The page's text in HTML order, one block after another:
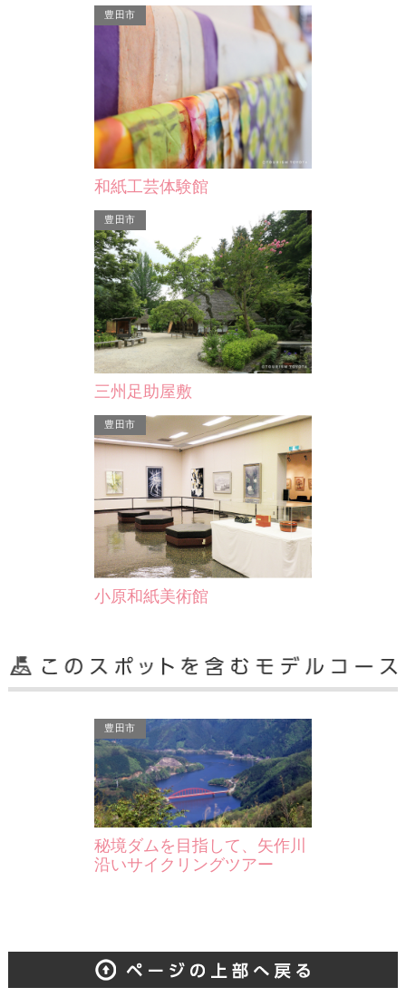
夏焼城ヶ山
豊田市稲武にある城ヶ山には、森林浴
を目的とした遊歩道があり、登山ルー
トは4つ。稲武の町並み…
豊田市
和紙工芸体験館
豊田市
三州足助屋敷
豊田市
小原和紙美術館
豊田市
秘境ダムを目指して、矢作川
沿いサイクリングツアー